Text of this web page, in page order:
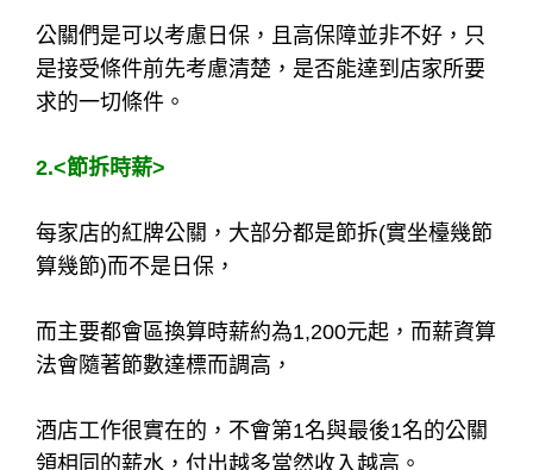
公關們是可以考慮日保，且高保障並非不好，只
是接受條件前先考慮清楚，是否能達到店家所要
求的一切條件。
2.<節拆時薪>
每家店的紅牌公關，大部分都是節拆(實坐檯幾節
算幾節)而不是日保，
而主要都會區換算時薪約為1,200元起，而薪資算
法會隨著節數達標而調高，
酒店工作很實在的，不會第1名與最後1名的公關
領相同的薪水，付出越多當然收入越高。